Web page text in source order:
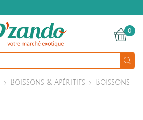
0
Boissons & Apéritifs Boissons